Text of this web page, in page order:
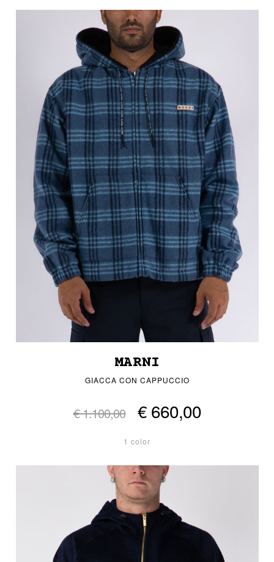
MARNI
GIACCA CON CAPPUCCIO
€ 1.100,00 € 660,00
1 color